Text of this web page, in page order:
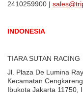
2410259900 |
INDONESIA
TIARA SUTAN RACING
Jl. Plaza De Lumina
Kecamatan
Ibukota Jakarta 11750,